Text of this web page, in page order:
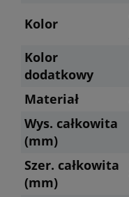
Kolor
Kolor
dodatkowy
Materiał
Wys. całkowita
(mm)
Szer. całkowita
(mm)